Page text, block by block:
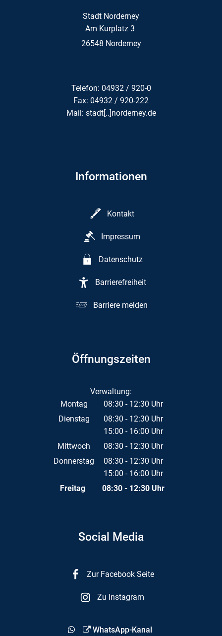
Stadt Norderney
Am Kurplatz 3
26548 Norderney
Telefon: 04932 / 920-0
Fax: 04932 / 920-222
Mail: stadt[..]norderney.de
Informationen
Kontakt
Impressum
Datenschutz
Barrierefreiheit
Barriere melden
Öffnungszeiten
Verwaltung:
Montag
08:30 - 12:30 Uhr
Von 08:30 bis 12:30 Uhr
Dienstag 08:30 - 12:30 Uhr
Von 08:30 bis 12:30 Uhr
15:00 - 16:00 Uhr
Von 15:00 bis 16:00 Uhr
Mittwoch 08:30 - 12:30 Uhr
Von 08:30 bis 12:30 Uhr
Donnerstag 08:30 - 12:30 Uhr
Von 08:30 bis 12:30 Uhr
15:00 - 16:00 Uhr
Von 15:00 bis 16:00 Uhr
Freitag 08:30 - 12:30 Uhr
Social Media
Zur Facebook Seite
Zu Instagram
WhatsApp-Kanal